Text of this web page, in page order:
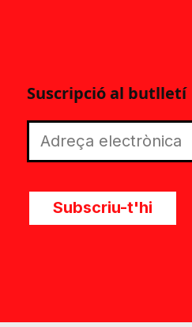
Suscripció al butlletí
Subscriu-t'hi